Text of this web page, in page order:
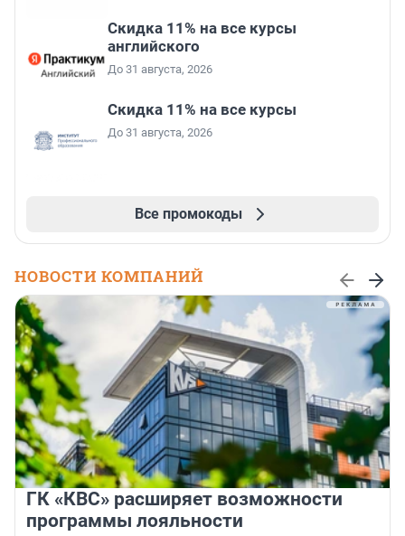
Скидка 11% на все курсы
английского
До 31 августа, 2026
Скидка 11% на все курсы
До 31 августа, 2026
Все промокоды
НОВОСТИ КОМПАНИЙ
ГК «КВС» расширяет возможности
программы лояльности